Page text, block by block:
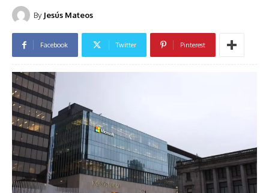
By Jesús Mateos
Facebook Twitter Pinterest